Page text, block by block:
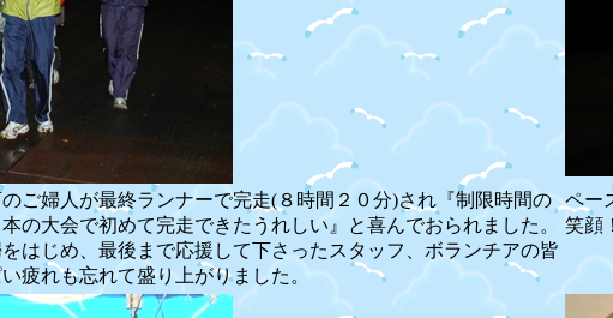
ご婦人が最終ランナーで完走(８時間２０分)され『制限時間の
の大会で初めて完走できたうれしい』と喜んでおられました。
はじめ、最後まで応援して下さったスタッフ、ボランチアの皆
疲れも忘れて盛り上がりました。
ペー
笑顔